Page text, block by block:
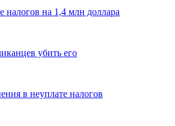
налогов на 1,4 млн доллара
убить его
в неуплате налогов